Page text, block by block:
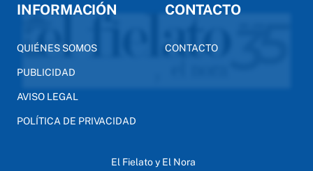
INFORMACIÓN
QUIÉNES SOMOS
PUBLICIDAD
AVISO LEGAL
POLÍTICA DE PRIVACIDAD
CONTACTO
CONTACTO
El Fielato y El Nora